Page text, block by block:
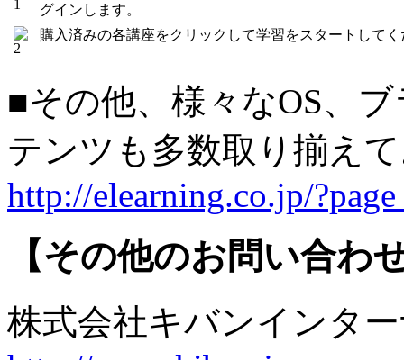
グインします。
購入済みの各講座をクリックして学習をスタートして
■その他、様々なOS、
テンツも多数取り揃え
http://elearning.co.jp/
【その他のお問い合わ
株式会社キバンインタ